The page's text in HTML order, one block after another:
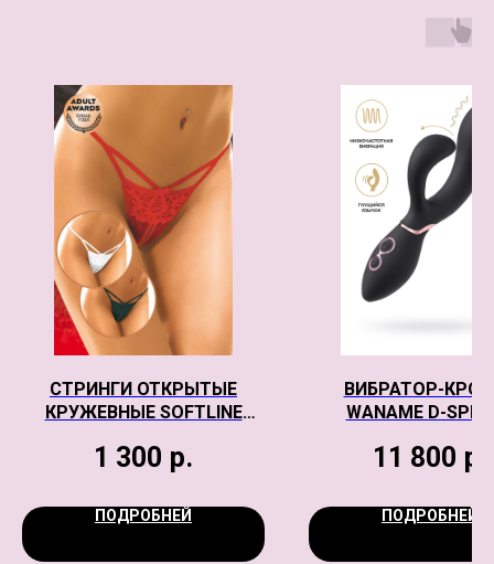
СТРИНГИ ОТКРЫТЫЕ
КРУЖЕВНЫЕ SOFTLINE
1 300 р.
ПОДРОБНЕЙ
ВИБРАТОР-
WANAME D-
ЧЕРНЫЙ, 20,5
11 800 р.
ПОДРОБНЕЙ